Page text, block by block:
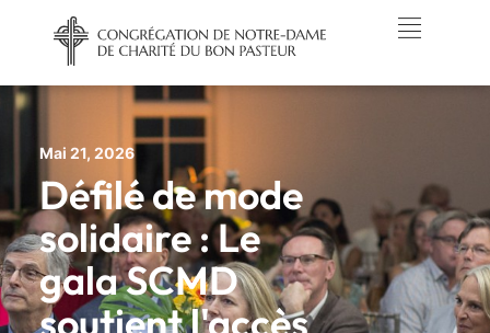
Mai 21, 2026
Défilé de mode
solidaire : Le
gala SCMD
soutient l'accès